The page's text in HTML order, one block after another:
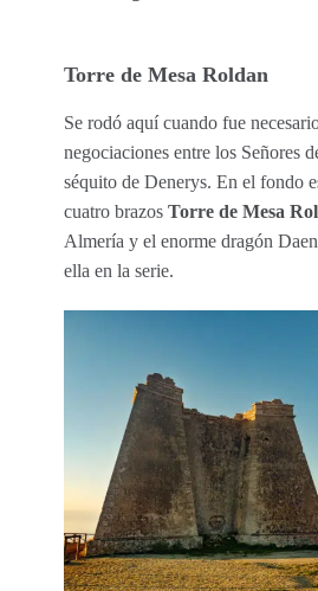
Torre de Mesa Roldan
Se rodó aquí cuando fue
negociaciones entre los Señores
séquito de Denerys. En el fondo
cuatro brazos Torre de Mesa
Almería y el enorme dragón
ella en la serie.